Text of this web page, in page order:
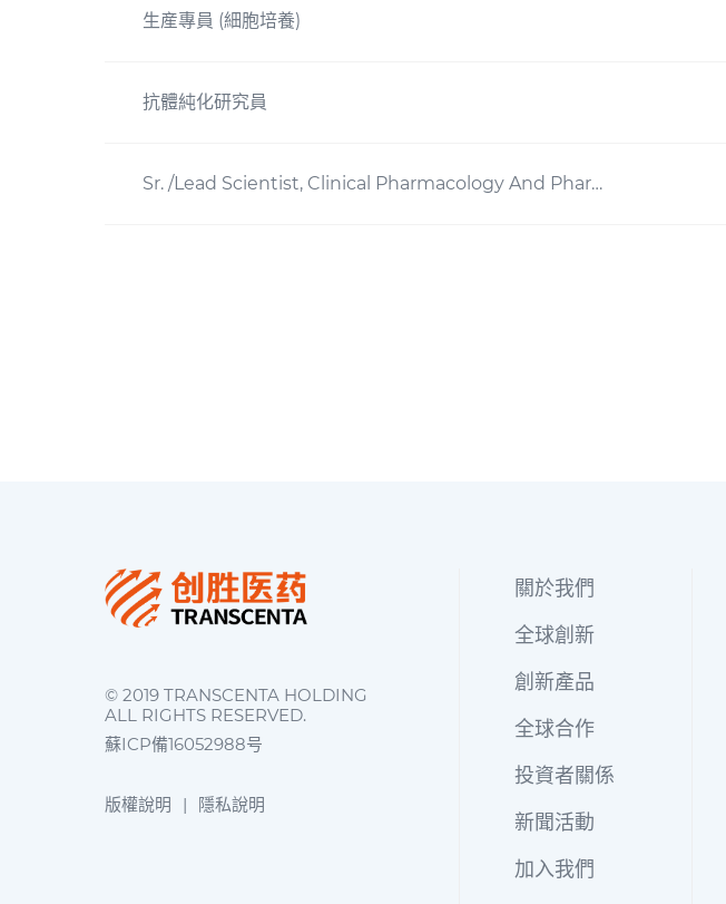
生産專員 (細胞培養)
抗體純化研究員
Sr. /Lead Scientist, Clinical Pharmacology And Pharmacometrics
© 2019 TRANSCENTA HOLDING
ALL RIGHTS RESERVED.
蘇ICP備16052988号
版權說明 | 隱私說明
關於我們
全球創新
創新產品
全球合作
投資者關係
新聞活動
加入我們